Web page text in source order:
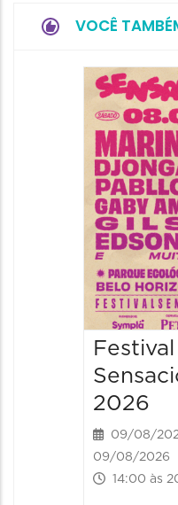
VOCÊ
Festival
2026
09/08/
09/08/2026
14:00 às